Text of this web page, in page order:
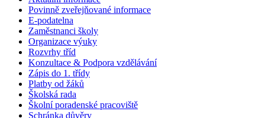
Povinně zveřejňované informace
E-podatelna
Zaměstnanci školy
Organizace výuky
Rozvrhy tříd
Konzultace & Podpora vzdělávání
Zápis do 1. třídy
Platby od žáků
Školská rada
Školní poradenské pracoviště
Schránka důvěry